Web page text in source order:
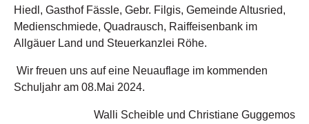
Hiedl, Gasthof Fässle, Gebr. Filgis, Gemeinde Altusried,
Medienschmiede, Quadrausch, Raiffeisenbank im
Allgäuer Land und Steuerkanzlei Röhe.
Wir freuen uns auf eine Neuauflage im kommenden
Schuljahr am 08.Mai 2024.
Walli Scheible und Christiane Guggemos